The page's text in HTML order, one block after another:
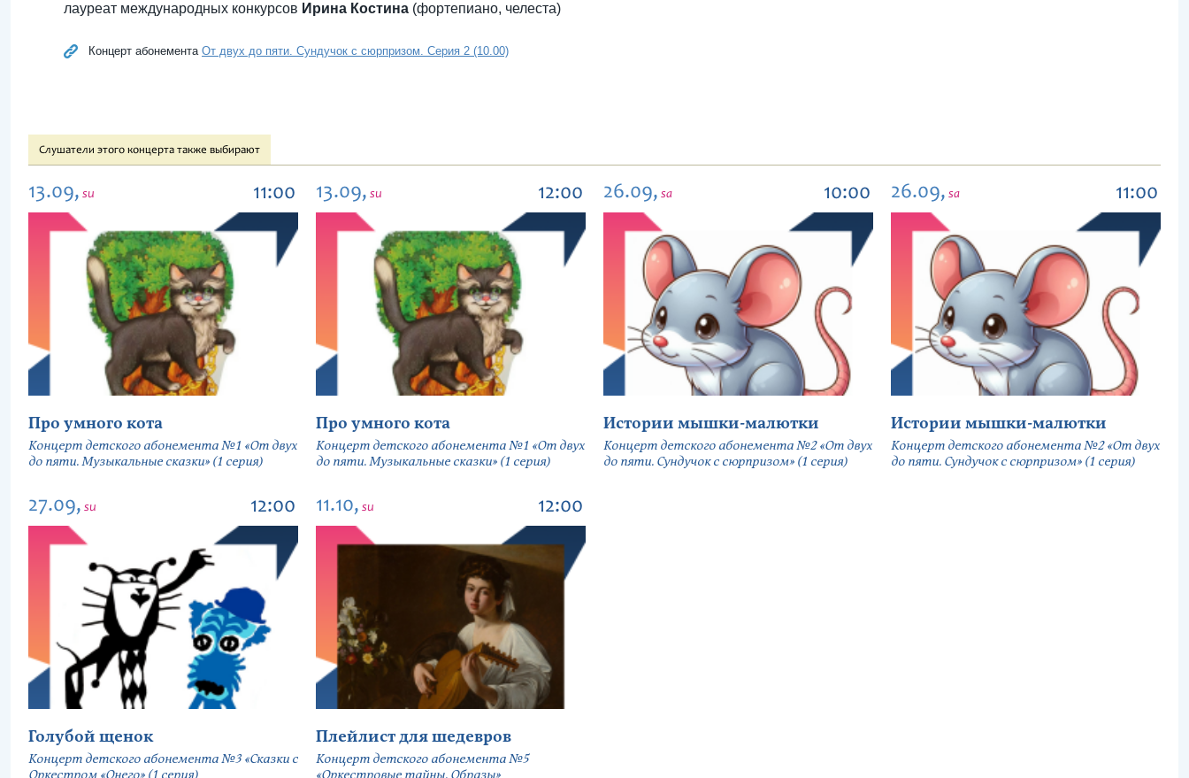
лауреат международных конкурсов Ирина Костина (фортепиано, челеста)
Концерт абонемента От двух до пяти. Сундучок с сюрпризом. Серия 2 (10.00)
Слушатели этого концерта также выбирают
13.09, su 11:00
Про умного кота
Концерт детского абонемента №1 «От двух
до пяти. Музыкальные сказки» (1 серия)
13.09, su 12:00
Про умного кота
Концерт детского абонемента №1 «От двух
до пяти. Музыкальные сказки» (1 серия)
26.09, sa 10:00
Истории мышки-малютки
Концерт детского абонемента №2 «От двух
до пяти. Сундучок с сюрпризом» (1 серия)
26.09, sa 11:00
Истории мышки-малютки
Концерт детского абонемента №2 «От двух
до пяти. Сундучок с сюрпризом» (1 серия)
27.09, su 12:00
Голубой щенок
Концерт детского абонемента №3 «Сказки с
11.10, su 12:00
Плейлист для шедевров
Концерт детского абонемента №5